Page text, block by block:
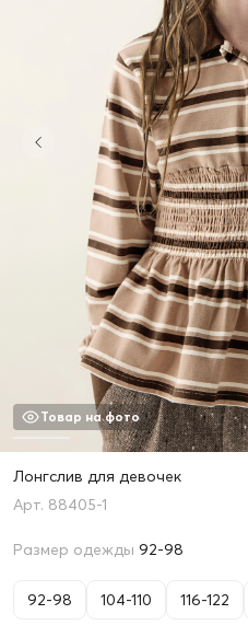
Лонгслив для девочек
88405-1
Размер одежды 92-98
92-98 104-110 116-122
Товар на фото